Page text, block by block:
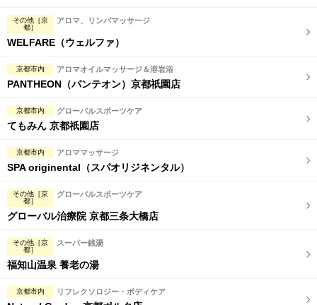
その他［京
都］
アロマ、リンパマッサージ
WELFARE（ウェルファ）
京都市内 アロマオイルマッサージ＆溶岩浴
PANTHEON（パンテオン）京都祇園店
京都市内 グローバルスポーツケア
てもみん 京都祇園店
京都市内 アロママッサージ
SPA originental（スパオリジネンタル）
その他［京
都］
グローバルスポーツケア
グローバル治療院 京都三条大橋店
その他［京
都］
スーパー銭湯
福知山温泉 養老の湯
京都市内 リフレクソロジー・ボディケア